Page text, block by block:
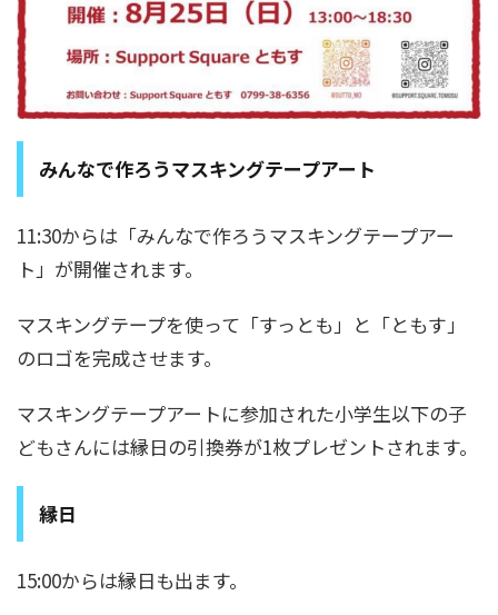
みんなで作ろうマスキングテープアート
11:30からは「みんなで作ろうマスキングテープアー
ト」が開催されます。
マスキングテープを使って「すっとも」と「ともす」
のロゴを完成させます。
マスキングテープアートに参加された小学生以下の子
どもさんには縁日の引換券が1枚プレゼントされます。
縁日
15:00からは縁日も出ます。